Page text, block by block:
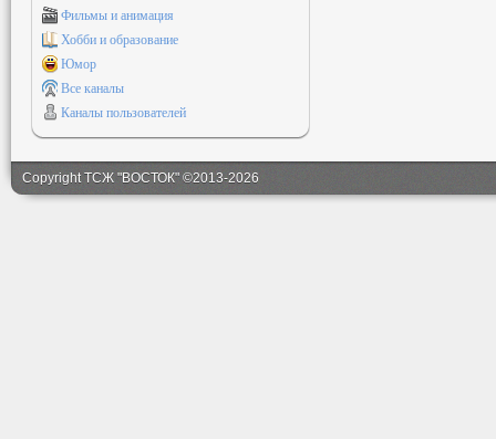
Фильмы и анимация
Хобби и образование
Юмор
Все каналы
Каналы пользователей
Copyright ТСЖ "ВОСТОК" ©2013-2026